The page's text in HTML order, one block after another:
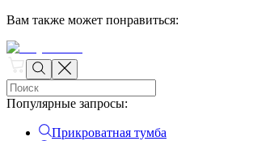
Вам также может понравиться:
Популярные запросы:
Прикроватная тумба